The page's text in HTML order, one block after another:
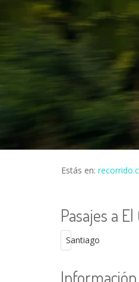
Estás en:
Pasajes a
Santiago